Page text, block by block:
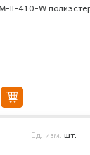
II-410-W
Ед. изм. шт.